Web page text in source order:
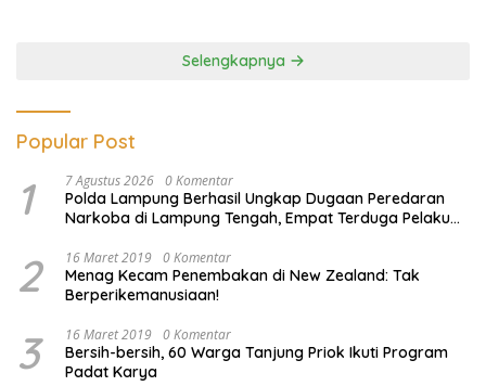
Selengkapnya
Popular Post
1 7 Agustus 2026 0 Komentar
Polda Lampung Berhasil Ungkap Dugaan Peredaran
Narkoba di Lampung Tengah, Empat Terduga Pelaku
2 16 Maret 2019 0 Komentar
Menag Kecam Penembakan di New Zealand: Tak
Berperikemanusiaan!
3 16 Maret 2019 0 Komentar
Bersih-bersih, 60 Warga Tanjung Priok Ikuti Program
Padat Karya